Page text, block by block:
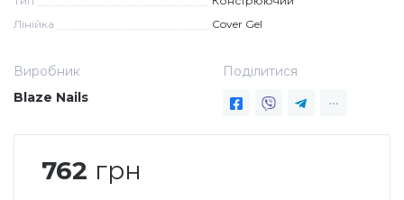
Слюда
Брокат
Лінійка
Cover Gel
Виробник
Blaze Nails
Поділитися
762 грн